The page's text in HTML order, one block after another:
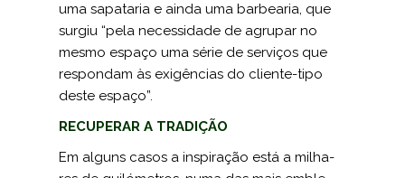
uma sapataria e ainda uma barbearia, que
surgiu “pela necessidade de agrupar no
mesmo espaço uma série de serviços que
respondam às exigências do cliente-tipo
deste espaço”.
RECUPERAR A TRADIÇÃO
Em alguns casos a inspiração está a milha­